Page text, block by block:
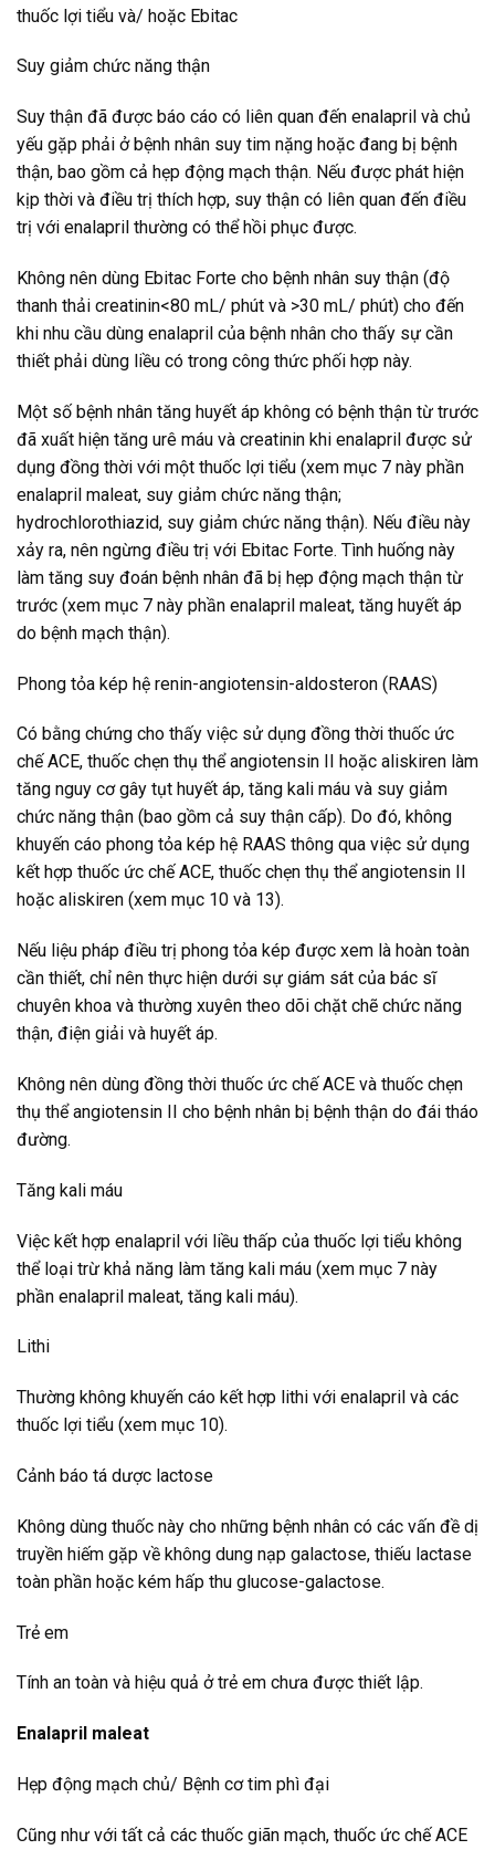
thuốc lợi tiểu và/ hoặc Ebitac
Suy giảm chức năng thận
Suy thận đã được báo cáo có liên quan đến enalapril và chủ
yếu gặp phải ở bệnh nhân suy tim nặng hoặc đang bị bệnh
thận, bao gồm cả hẹp động mạch thận. Nếu được phát hiện
kịp thời và điều trị thích hợp, suy thận có liên quan đến điều
trị với enalapril thường có thể hồi phục được.
Không nên dùng Ebitac Forte cho bệnh nhân suy thận (độ
thanh thải creatinin<80 mL/ phút và >30 mL/ phút) cho đến
khi nhu cầu dùng enalapril của bệnh nhân cho thấy sự cần
thiết phải dùng liều có trong công thức phối hợp này.
Một số bệnh nhân tăng huyết áp không có bệnh thận từ trước
đã xuất hiện tăng urê máu và creatinin khi enalapril được sử
dụng đồng thời với một thuốc lợi tiểu (xem mục 7 này phần
enalapril maleat, suy giảm chức năng thận;
hydrochlorothiazid, suy giảm chức năng thận). Nếu điều này
xảy ra, nên ngừng điều trị với Ebitac Forte. Tình huống này
làm tăng suy đoán bệnh nhân đã bị hẹp động mạch thận từ
trước (xem mục 7 này phần enalapril maleat, tăng huyết áp
do bệnh mạch thận).
Phong tỏa kép hệ renin-angiotensin-aldosteron (RAAS)
Có bằng chứng cho thấy việc sử dụng đồng thời thuốc ức
chế ACE, thuốc chẹn thụ thể angiotensin II hoặc aliskiren làm
tăng nguy cơ gây tụt huyết áp, tăng kali máu và suy giảm
chức năng thận (bao gồm cả suy thận cấp). Do đó, không
khuyến cáo phong tỏa kép hệ RAAS thông qua việc sử dụng
kết hợp thuốc ức chế ACE, thuốc chẹn thụ thể angiotensin II
hoặc aliskiren (xem mục 10 và 13).
Nếu liệu pháp điều trị phong tỏa kép được xem là hoàn toàn
cần thiết, chỉ nên thực hiện dưới sự giám sát của bác sĩ
chuyên khoa và thường xuyên theo dõi chặt chẽ chức năng
thận, điện giải và huyết áp.
Không nên dùng đồng thời thuốc ức chế ACE và thuốc chẹn
thụ thể angiotensin II cho bệnh nhân bị bệnh thận do đái tháo
đường.
Tăng kali máu
Việc kết hợp enalapril với liều thấp của thuốc lợi tiểu không
thể loại trừ khả năng làm tăng kali máu (xem mục 7 này
phần enalapril maleat, tăng kali máu).
Lithi
Thường không khuyến cáo kết hợp lithi với enalapril và các
thuốc lợi tiểu (xem mục 10).
Cảnh báo tá dược lactose
Không dùng thuốc này cho những bệnh nhân có các vấn đề dị
truyền hiếm gặp về không dung nạp galactose, thiếu lactase
toàn phần hoặc kém hấp thu glucose-galactose.
Trẻ em
Tính an toàn và hiệu quả ở trẻ em chưa được thiết lập.
Enalapril maleat
Hẹp động mạch chủ/ Bệnh cơ tim phì đại
Cũng như với tất cả các thuốc giãn mạch, thuốc ức chế ACE